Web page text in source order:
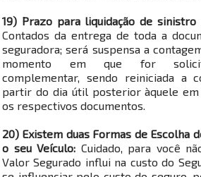
19) Prazo para liquidação de
Contados da entrega de toda a
seguradora; será suspensa a
momento em que for
complementar, sendo reiniciada a
partir do dia útil posterior àquele
os respectivos documentos.
20) Existem duas Formas de Escolha
o seu Veículo: Cuidado, para você
Valor Segurado influi na custo do